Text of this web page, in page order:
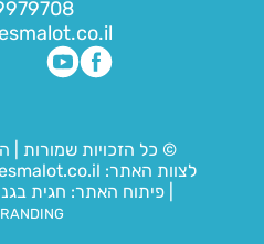
© כל הזכויות שמורות
לצוות האתר:
|פיתוח האתר: חגית